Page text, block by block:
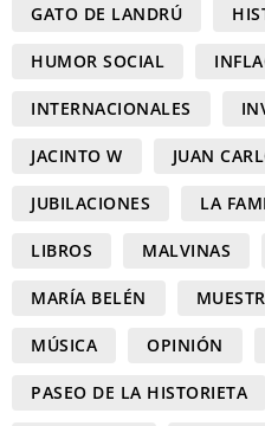
GATO DE LANDRÚ
HUMOR SOCIAL
INTERNACIONALES
JACINTO W JUAN
JUBILACIONES LA
LIBROS MALVINAS
MARÍA BELÉN
MÚSICA OPINIÓN
PASEO DE LA HISTORIETA